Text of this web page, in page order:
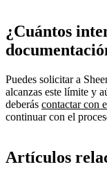
¿Cuántos
Puedes solicitar a
alcanzas este límite y
deberás contactar con
continuar con el
Artículos